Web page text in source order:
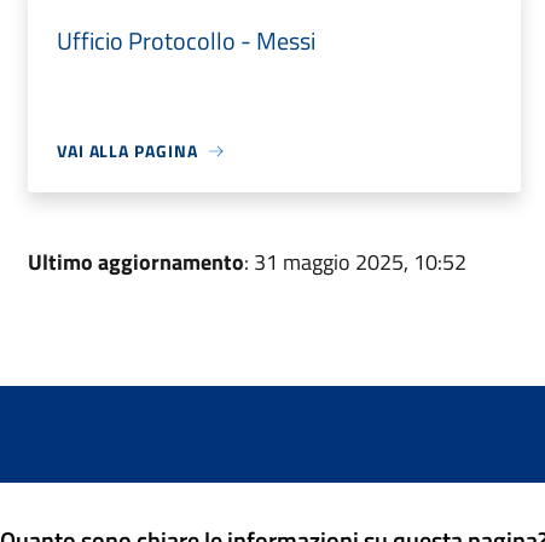
Ufficio Protocollo - Messi
VAI ALLA PAGINA
Ultimo aggiornamento: 31 maggio 2025, 10:52